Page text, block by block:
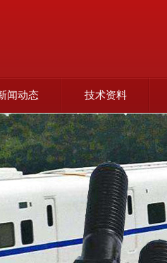
闻动态 技术资料